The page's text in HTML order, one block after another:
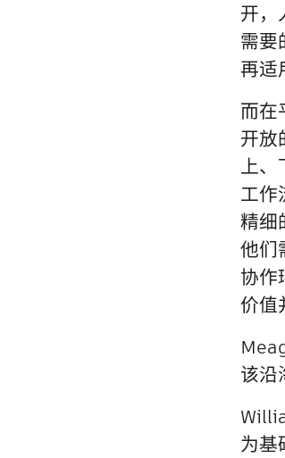
开，
需要
再适
而在
开放
上、
工作
精细
他们
协作
价值
该沿
为基